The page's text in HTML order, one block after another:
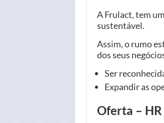
A Frulact, tem
sustentável.
Assim, o rumo
dos seus
Ser
Expandir as
Oferta –